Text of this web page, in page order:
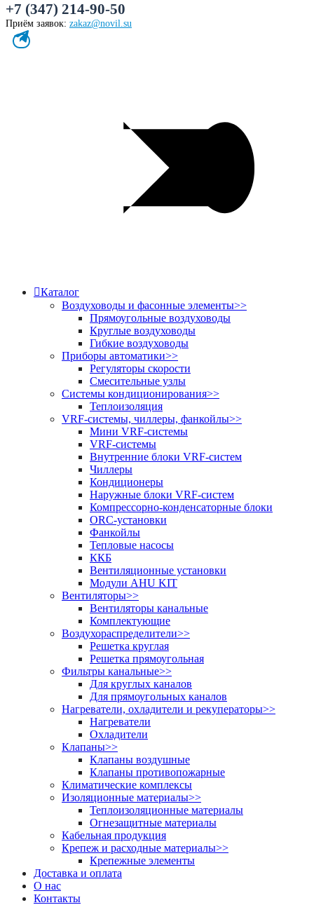
+7 (347) 214-90-50
Приём заявок: zakaz@novil.su
Каталог
Воздуховоды и фасонные элементы>>
Прямоугольные воздуховоды
Круглые воздуховоды
Гибкие воздуховоды
Приборы автоматики>>
Регуляторы скорости
Смесительные узлы
Системы кондиционирования>>
Теплоизоляция
VRF-системы, чиллеры, фанкойлы>>
Мини VRF-системы
VRF-системы
Внутренние блоки VRF-систем
Чиллеры
Кондиционеры
Наружные блоки VRF-систем
Компрессорно-конденсаторные блоки
ORC-установки
Фанкойлы
Тепловые насосы
ККБ
Вентиляционные установки
Модули AHU KIT
Вентиляторы>>
Вентиляторы канальные
Комплектующие
Воздухораспределители>>
Решетка круглая
Решетка прямоугольная
Фильтры канальные>>
Для круглых каналов
Для прямоугольных каналов
Нагреватели, охладители и рекуператоры>>
Нагреватели
Охладители
Клапаны>>
Клапаны воздушные
Клапаны противопожарные
Климатические комплексы
Изоляционные материалы>>
Теплоизоляционные материалы
Огнезащитные материалы
Кабельная продукция
Крепеж и расходные материалы>>
Крепежные элементы
Доставка и оплата
О нас
Контакты